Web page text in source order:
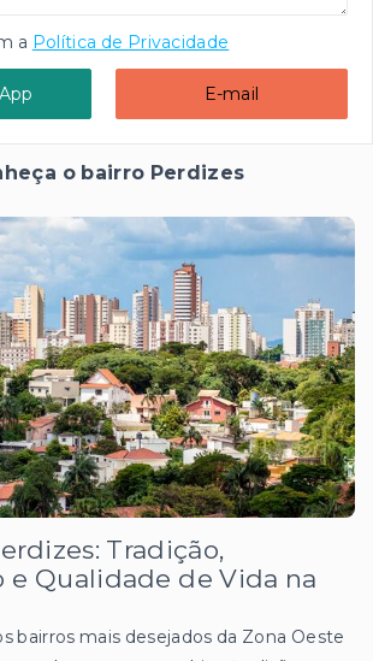
a Política de Privacidade
E-mail
o bairro Perdizes
Tradição,
e Qualidade de Vida na
bairros mais desejados da Zona Oeste